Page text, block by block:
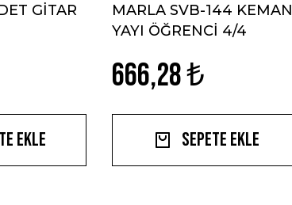
GİTAR
Ekle
MARLA SVB-144 KEMAN
YAYI ÖĞRENCİ 4/4
666,28 ₺
Sepete Ekle